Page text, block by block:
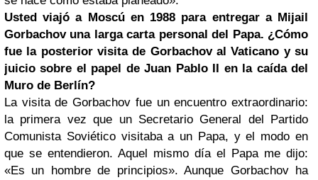
Usted viajó a Moscú en 1988 para entregar a Mijail
Gorbachov una larga carta personal del Papa. ¿Cómo
fue la posterior visita de Gorbachov al Vaticano y su
juicio sobre el papel de Juan Pablo II en la caída del
Muro de Berlín?
La visita de Gorbachov fue un encuentro extraordinario:
la primera vez que un Secretario General del Partido
Comunista Soviético visitaba a un Papa, y el modo en
que se entendieron. Aquel mismo día el Papa me dijo:
«Es un hombre de principios». Aunque Gorbachov ha